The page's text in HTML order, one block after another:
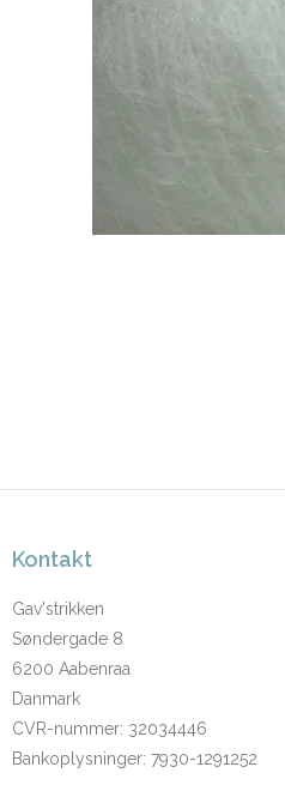
Kontakt
Gav'strikken
Søndergade 8
6200 Aabenraa
Danmark
CVR-nummer: 32034446
Bankoplysninger: 7930-1291252